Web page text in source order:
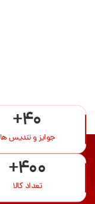
+40
جوایز و تندیس ها
+400
تعداد کالا